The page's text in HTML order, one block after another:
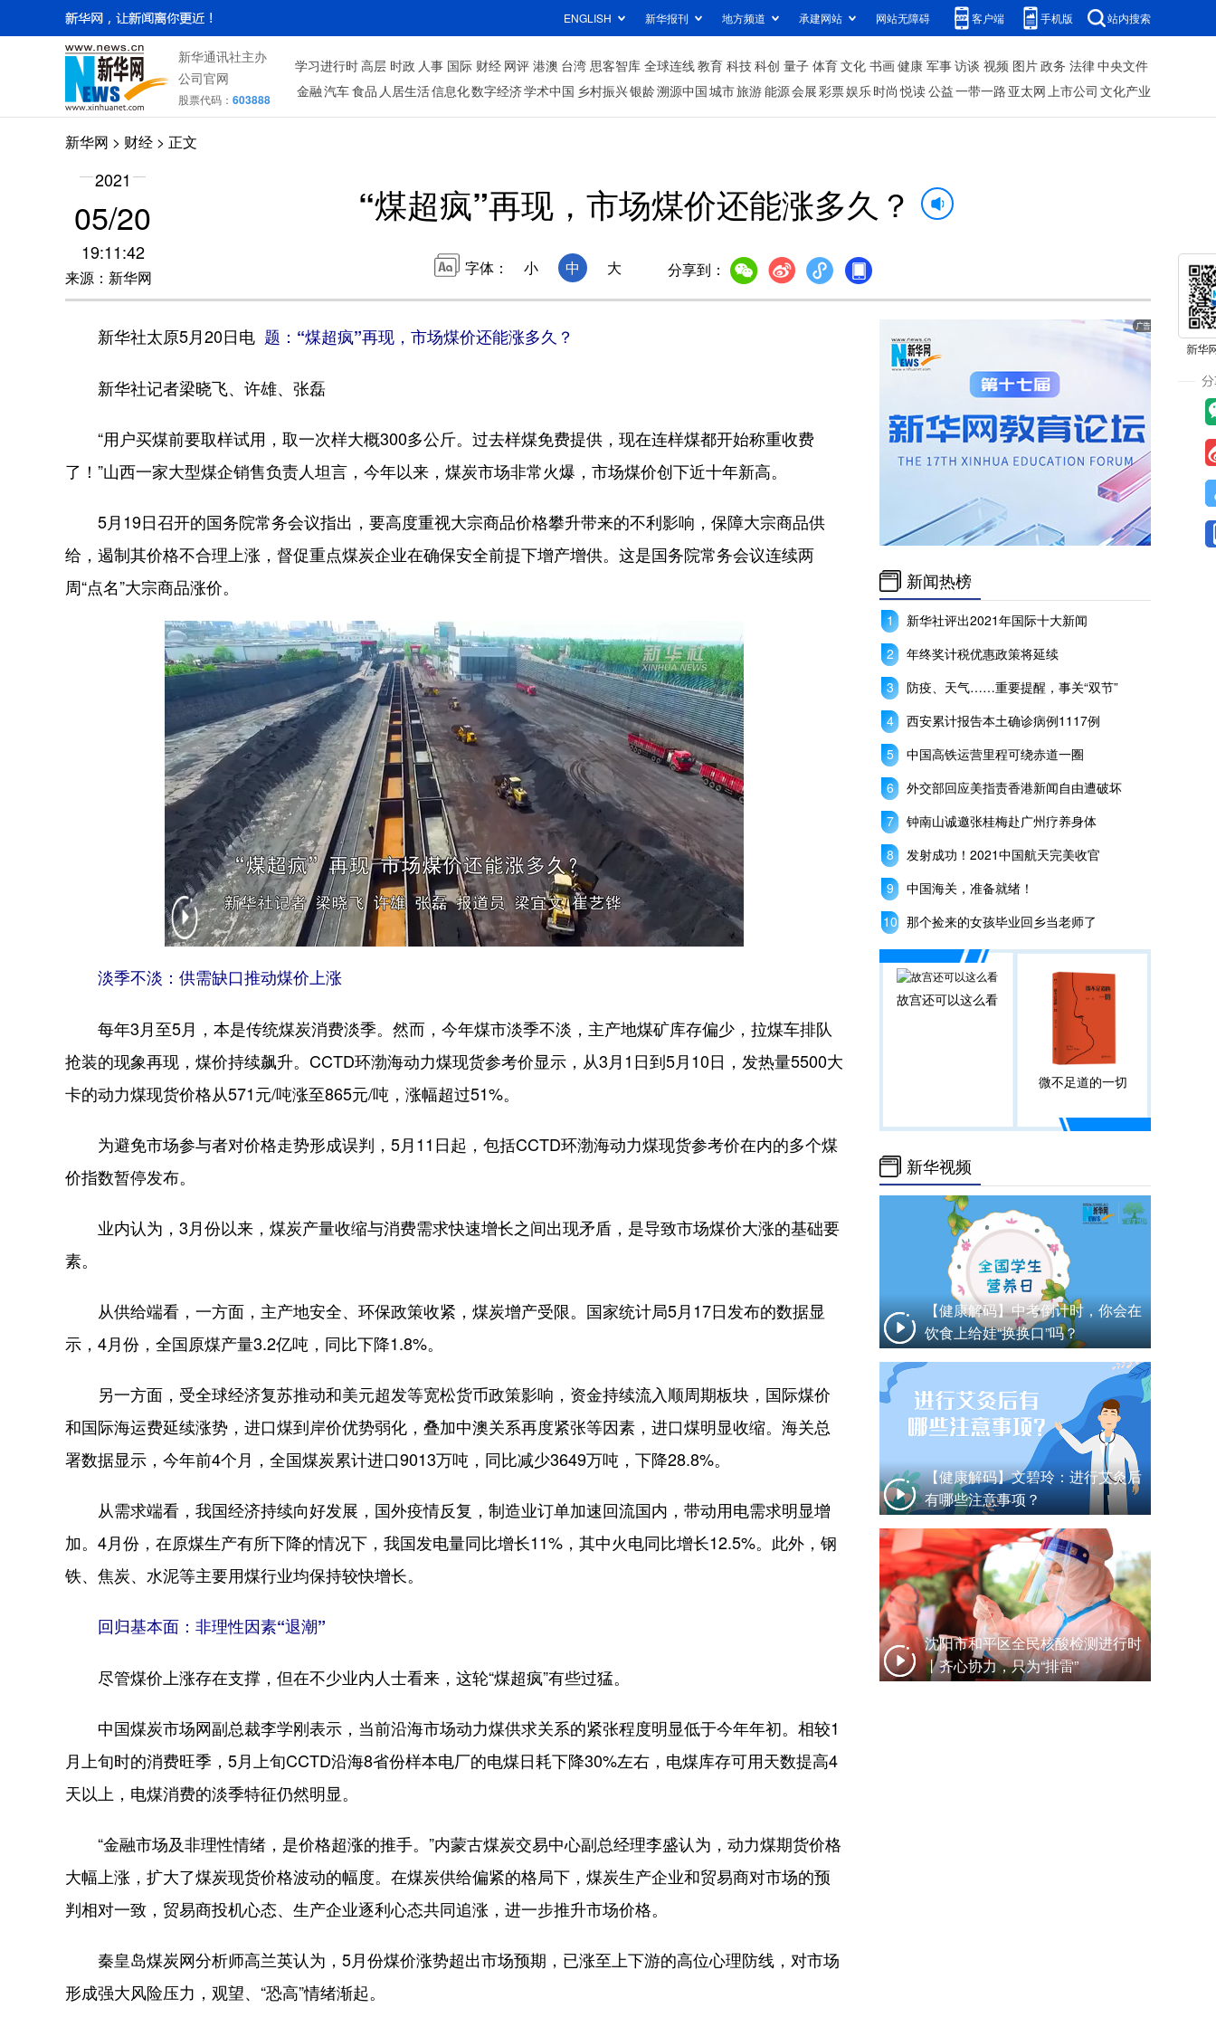
ENGLISH 新华报刊 地方频道 承建网站 网站无障碍 客户端 手机版 站内搜索
新华通讯社主办
公司官网
股票代码： 603888
学习进行时高层 时政 人事 国际 财经 网评 港澳 台湾 思客智库 全球连线教育 科技科创 量子 体育文化 书画健康 军事访谈 视频 图片政务 法律中央文件
金融汽车食品 人居生活信息化数字经济学术中国 乡村振兴银龄溯源中国城市旅游能源会展彩票娱乐时尚 悦读公益一带一路 亚太网上市公司 文化产业
新华网 > 财经 > 正文
2021
05/20
19:11:42
来源：新华网
“煤超疯”再现，市场煤价还能涨多久？
字体： 小 中 大 分享到：
新华社太原5月20日电 题：“煤超疯”再现，市场煤价还能涨多久？
新华社记者梁晓飞、许雄、张磊
“用户买煤前要取样试用，取一次样大概300多公斤。过去样煤免费提供，现在连样煤都开始称重收费
了！”山西一家大型煤企销售负责人坦言，今年以来，煤炭市场非常火爆，市场煤价创下近十年新高。
5月19日召开的国务院常务会议指出，要高度重视大宗商品价格攀升带来的不利影响，保障大宗商品供
给，遏制其价格不合理上涨，督促重点煤炭企业在确保安全前提下增产增供。这是国务院常务会议连续两
周“点名”大宗商品涨价。
淡季不淡：供需缺口推动煤价上涨
每年3月至5月，本是传统煤炭消费淡季。然而，今年煤市淡季不淡，主产地煤矿库存偏少，拉煤车排队
抢装的现象再现，煤价持续飙升。CCTD环渤海动力煤现货参考价显示，从3月1日到5月10日，发热量5500大
卡的动力煤现货价格从571元/吨涨至865元/吨，涨幅超过51%。
为避免市场参与者对价格走势形成误判，5月11日起，包括CCTD环渤海动力煤现货参考价在内的多个煤
价指数暂停发布。
业内认为，3月份以来，煤炭产量收缩与消费需求快速增长之间出现矛盾，是导致市场煤价大涨的基础要
素。
从供给端看，一方面，主产地安全、环保政策收紧，煤炭增产受限。国家统计局5月17日发布的数据显
示，4月份，全国原煤产量3.2亿吨，同比下降1.8%。
另一方面，受全球经济复苏推动和美元超发等宽松货币政策影响，资金持续流入顺周期板块，国际煤价
和国际海运费延续涨势，进口煤到岸价优势弱化，叠加中澳关系再度紧张等因素，进口煤明显收缩。海关总
署数据显示，今年前4个月，全国煤炭累计进口9013万吨，同比减少3649万吨，下降28.8%。
从需求端看，我国经济持续向好发展，国外疫情反复，制造业订单加速回流国内，带动用电需求明显增
加。4月份，在原煤生产有所下降的情况下，我国发电量同比增长11%，其中火电同比增长12.5%。此外，钢
铁、焦炭、水泥等主要用煤行业均保持较快增长。
回归基本面：非理性因素“退潮”
尽管煤价上涨存在支撑，但在不少业内人士看来，这轮“煤超疯”有些过猛。
中国煤炭市场网副总裁李学刚表示，当前沿海市场动力煤供求关系的紧张程度明显低于今年年初。相较1
月上旬时的消费旺季，5月上旬CCTD沿海8省份样本电厂的电煤日耗下降30%左右，电煤库存可用天数提高4
天以上，电煤消费的淡季特征仍然明显。
“金融市场及非理性情绪，是价格超涨的推手。”内蒙古煤炭交易中心副总经理李盛认为，动力煤期货价格
大幅上涨，扩大了煤炭现货价格波动的幅度。在煤炭供给偏紧的格局下，煤炭生产企业和贸易商对市场的预
判相对一致，贸易商投机心态、生产企业逐利心态共同追涨，进一步推升市场价格。
秦皇岛煤炭网分析师高兰英认为，5月份煤价涨势超出市场预期，已涨至上下游的高位心理防线，对市场
形成强大风险压力，观望、“恐高”情绪渐起。
新闻热榜
新华社评出2021年国际十大新闻
年终奖计税优惠政策将延续
防疫、天气……重要提醒，事关“双节”
西安累计报告本土确诊病例1117例
中国高铁运营里程可绕赤道一圈
外交部回应美指责香港新闻自由遭破坏
钟南山诚邀张桂梅赴广州疗养身体
发射成功！2021中国航天完美收官
中国海关，准备就绪！
那个捡来的女孩毕业回乡当老师了
故宫还可以这么看
微不足道的一切
新华视频
【健康解码】中考倒计时，你会在
饮食上给娃“换换口”吗？
【健康解码】文碧玲：进行艾灸后
有哪些注意事项？
沈阳市和平区全民核酸检测进行时
丨齐心协力，只为“排雷”